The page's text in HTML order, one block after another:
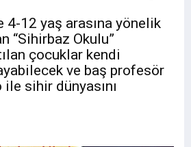
4-12 yaş arasına yönelik
“Sihirbaz Okulu”
çocuklar kendi
ve baş profesör
sihir dünyasını